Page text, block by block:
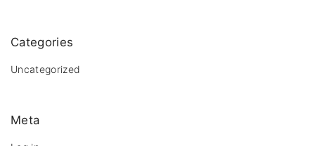
Categories
Uncategorized
Meta